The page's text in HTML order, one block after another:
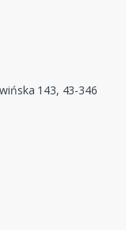
143, 43-346